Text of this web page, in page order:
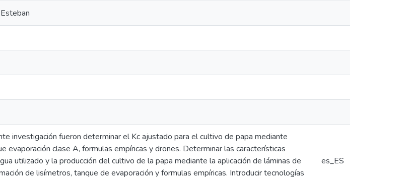
investigación fueron determinar el Kc ajustado para el cultivo de papa mediante
evaporación clase A, formulas empíricas y drones. Determinar las características
utilizado y la producción del cultivo de la papa mediante la aplicación de láminas de
de lisímetros, tanque de evaporación y formulas empíricas. Introducir tecnologías
es_ES